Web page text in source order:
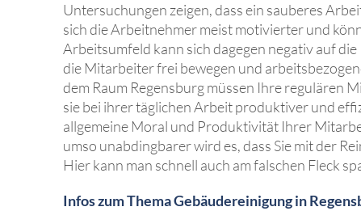
Untersuchungen zeigen, dass ein sauberes
sich die Arbeitnehmer meist motivierter und
Arbeitsumfeld kann sich dagegen negativ auf
die Mitarbeiter frei bewegen und
dem Raum Regensburg müssen Ihre
sie bei ihrer täglichen Arbeit produktiver und
allgemeine Moral und Produktivität Ihrer
umso unabdingbarer wird es, dass Sie mit der
Hier kann man schnell auch am falschen Fleck
Infos zum Thema Gebäudereinigung in